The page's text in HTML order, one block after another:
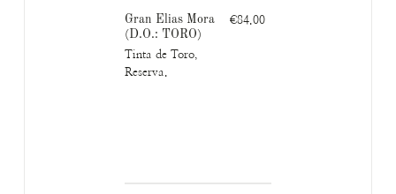
Gran Elias Mora
(D.O.: TORO)
Tinta de Toro,
Reserva.
€84.00